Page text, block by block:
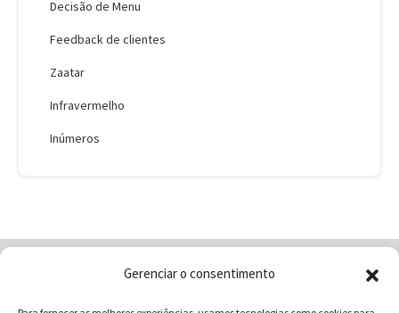
Gerenciar o consentimento
Decisão de Menu
Feedback de clientes
Zaatar
Infravermelho
Inúmeros